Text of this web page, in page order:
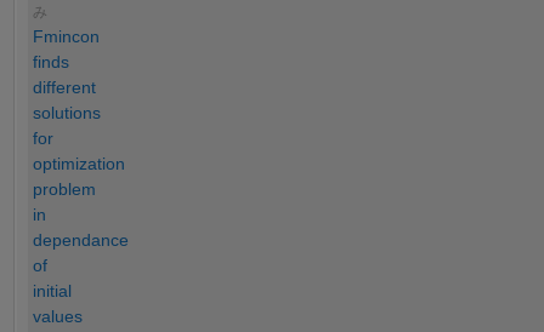
み
Fmincon
finds
different
solutions
for
optimization
problem
in
dependance
of
initial
values